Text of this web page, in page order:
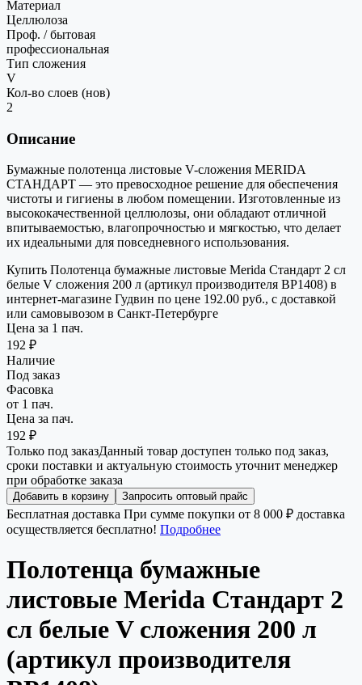
Материал
Целлюлоза
Проф. / бытовая
профессиональная
Тип сложения
V
Кол-во слоев (нов)
2
Описание
Бумажные полотенца листовые V-сложения MERIDA
СТАНДАРТ — это превосходное решение для обеспечения
чистоты и гигиены в любом помещении. Изготовленные из
высококачественной целлюлозы, они обладают отличной
впитываемостью, влагопрочностью и мягкостью, что делает
их идеальными для повседневного использования.
Купить Полотенца бумажные листовые Merida Стандарт 2 сл
белые V сложения 200 л (артикул производителя BP1408) в
интернет-магазине Гудвин по цене 192.00 руб., с доставкой
или самовывозом в Санкт-Петербурге
Цена за 1 пач.
192 ₽
Наличие
Под заказ
Фасовка
от 1 пач.
Цена за пач.
192 ₽
Только под заказДанный товар доступен только под заказ,
сроки поставки и актуальную стоимость уточнит менеджер
при обработке заказа
Добавить в корзину Запросить оптовый прайс
Бесплатная доставка При сумме покупки от 8 000 ₽ доставка
осуществляется бесплатно! Подробнее
Полотенца бумажные
листовые Merida Стандарт 2
сл белые V сложения 200 л
(артикул производителя